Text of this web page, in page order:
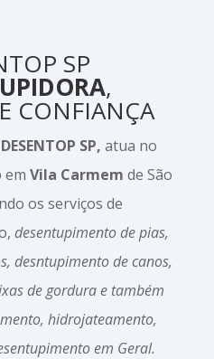
SP
,
CONFIANÇA
SP,atua no
emVila Carmem de São
os serviços de
desentupimento de pias,
desntupimento de canos,
de gordura e também
hidrojateamento,
em Geral.